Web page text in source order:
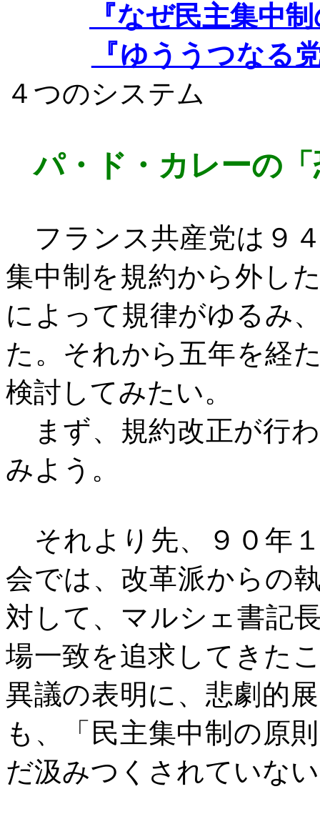
『なぜ民主集中
『ゆううつなる
４つのシステム
パ・ド・カレーの
フランス共産党は９
集中制を規約から外し
によって規律がゆるみ
た。それから五年を経
検討してみたい。
まず、規約改正が行
みよう。
それより先、９０年
会では、改革派からの
対して、マルシェ書記
場一致を追求してきた
異議の表明に、悲劇的
も、「民主集中制の原
だ汲みつくされていな